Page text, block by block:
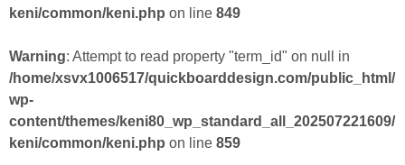
keni/common/keni.php on line 849
Warning: Attempt to read property "term_id" on null in
/home/xsvx1006517/quickboarddesign.com/public_html/
wp-
content/themes/keni80_wp_standard_all_202507221609/
keni/common/keni.php on line 859